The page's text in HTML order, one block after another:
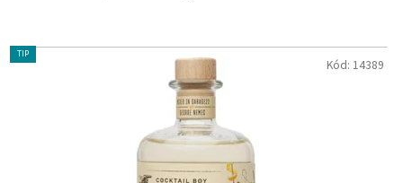
TIP
Kód: 14389